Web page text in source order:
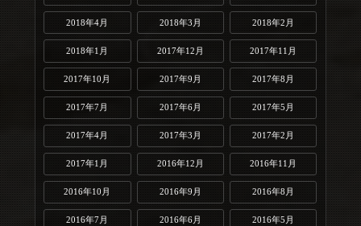
2018年4月 2018年3月 2018年2月
2018年1月 2017年12月 2017年11月
2017年10月 2017年9月 2017年8月
2017年7月 2017年6月 2017年5月
2017年4月 2017年3月 2017年2月
2017年1月 2016年12月 2016年11月
2016年10月 2016年9月 2016年8月
2016年7月 2016年6月 2016年5月